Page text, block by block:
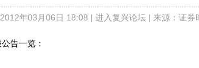
年03月06日 18:08 | 进入复兴论坛| 来源：证券
告一览：